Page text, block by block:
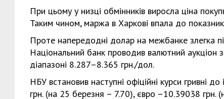
При цьому у низці обмінників виросла ціна
Таким чином, маржа в Харкові впала до
Проте напередодні долар на межбанке злегка
Національний банк проводив валютний аукціон
діапазоні 8.287–8.365 грн./дол.
НБУ встановив наступні офіційні курси
грн. (на 25 березня – 7.70), євро –10.39038 грн.